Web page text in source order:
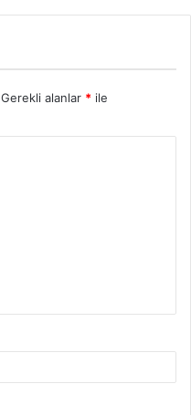
Gerekli alanlar * ile